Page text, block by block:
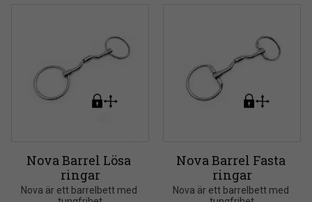
Nova Barrel Lösa
ringar
Nova är ett barrelbett med
Nova Barrel Fasta
ringar
Nova är ett barrelbett med